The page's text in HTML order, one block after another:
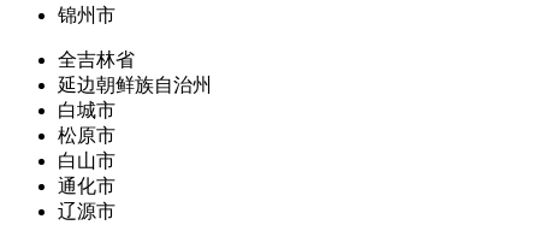
锦州市
全吉林省
延边朝鲜族自治州
白城市
松原市
白山市
通化市
辽源市